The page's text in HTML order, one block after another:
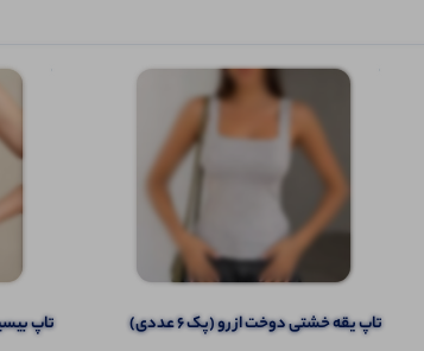
تاپ یقه خشتی دوخت از رو (پک 6 عددی) تاپ